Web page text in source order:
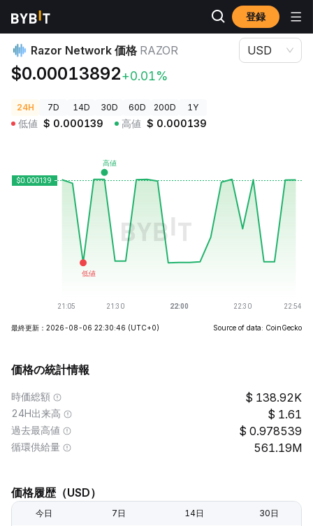
登録
暗号資産価格
Razor Network 価格 RAZOR
$0.00013892+0.01%
USD
24H 7D 14D 30D 60D 200D 1Y
低値 $ 0.000139 高値 $ 0.000139
最終更新：2026-08-06 22:30:46 (UTC+0) Source of data: CoinGecko
価格の統計情報
時価総額 138.92K
24H出来高 1.61
過去最高値 0.978539
循環供給量 561.19M
価格履歴（USD）
今日 7日 14日 30日